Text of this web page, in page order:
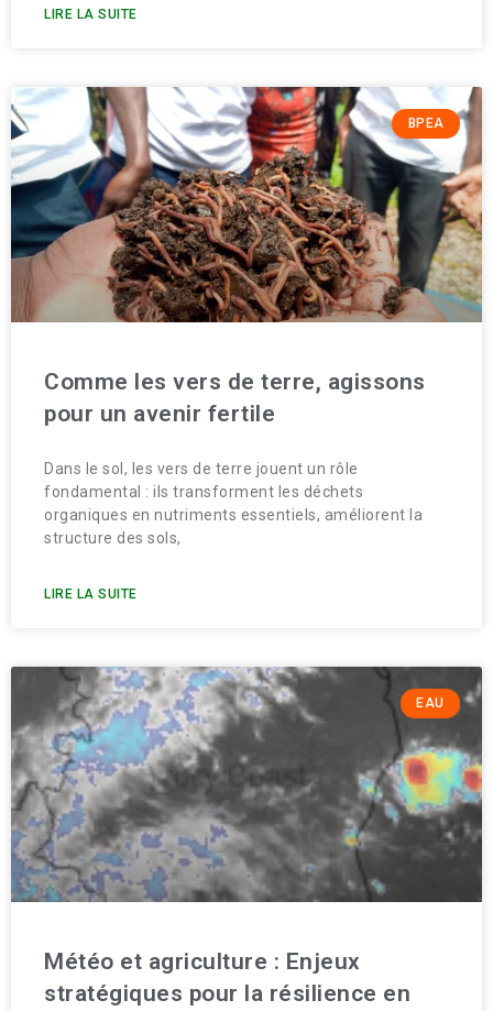
LIRE LA SUITE
BPEA
Comme les vers de terre, agissons
pour un avenir fertile
Dans le sol, les vers de terre jouent un rôle
fondamental : ils transforment les déchets
organiques en nutriments essentiels, améliorent la
structure des sols,
LIRE LA SUITE
EAU
Météo et agriculture : Enjeux
stratégiques pour la résilience en